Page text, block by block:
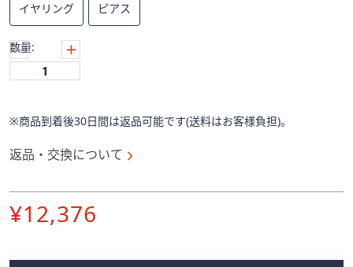
て
閲
覧
き
す。
イヤリング
ピアス
数量:
※商品到着後30日間は返品可能です(送料はお客様負担)。
返品・交換について
削
¥12,376